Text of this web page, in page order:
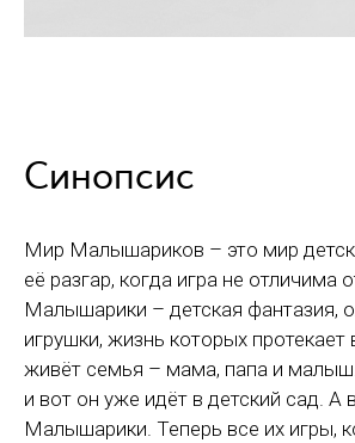
Синопсис
Мир Малышариков – это мир
её разгар, когда игра не отличима
Малышарики – детская фантазия,
игрушки, жизнь которых протекает
живёт семья – мама, папа и
и вот он уже идёт в детский сад. А
Малышарики. Теперь все их игры,